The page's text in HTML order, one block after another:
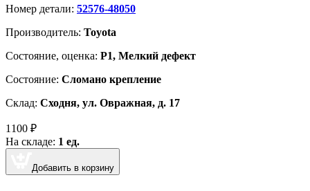
Номер детали: 52576-48050
Производитель: Toyota
Cостояние, оценка: Р1, Мелкий дефект
Состояние: Сломано крепление
Склад: Сходня, ул. Овражная, д. 17
1100 ₽
На складе: 1 ед.
Добавить в корзину